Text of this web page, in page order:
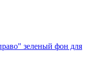
зеленый фон для